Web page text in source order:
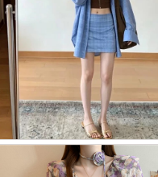
BY29908# DULA好好...